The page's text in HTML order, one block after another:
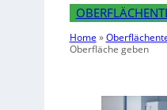
Home »
Oberfläche geben